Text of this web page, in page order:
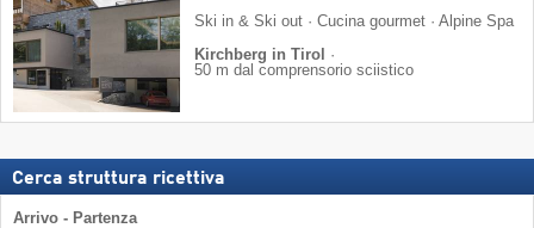
Ski in & Ski out · Cucina gourmet · Alpine Spa
Kirchberg in Tirol
·
50 m dal comprensorio sciistico
Cerca struttura ricettiva
Arrivo - Partenza